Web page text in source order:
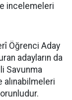
incelemeleri
Öğrenci Aday
adayların da
Savunma